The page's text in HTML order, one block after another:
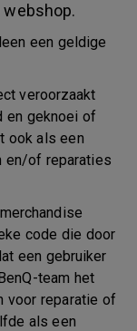
webshop.
een geldige
veroorzaakt
en geknoei of
ook als een
en/of reparaties
code die door
een gebruiker
team het
voor reparatie of
als een